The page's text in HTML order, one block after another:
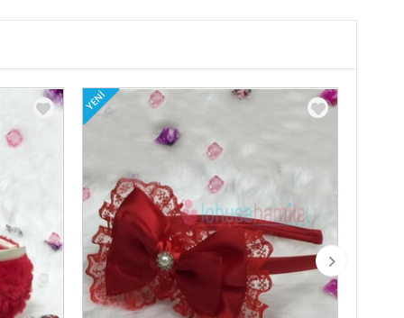
YENI